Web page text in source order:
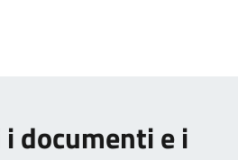
documenti e i